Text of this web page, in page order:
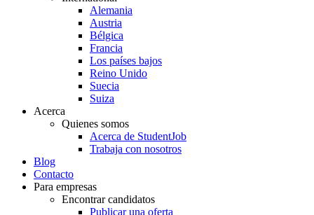
Alemania
Austria
Bélgica
Francia
Los países bajos
Reino Unido
Suecia
Suiza
Acerca
Quienes somos
Acerca de StudentJob
Trabaja con nosotros
Blog
Contacto
Para empresas
Encontrar candidatos
Publicar una oferta